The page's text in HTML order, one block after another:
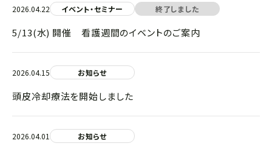
2026.04.22 イベント・セミナー 終了しました
5/13(水) 開催 看護週間のイベントのご案内
2026.04.15 お知らせ
頭皮冷却療法を開始しました
2026.04.01 お知らせ